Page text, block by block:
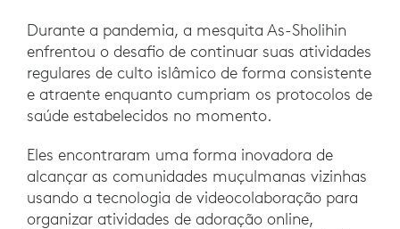
Durante a pandemia, a mesquita As-Sholihin
enfrentou o desafio de continuar suas atividades
regulares de culto islâmico de forma consistente
e atraente enquanto cumpriam os protocolos de
saúde estabelecidos no momento.
Eles encontraram uma forma inovadora de
alcançar as comunidades muçulmanas vizinhas
usando a tecnologia de videocolaboração para
organizar atividades de adoração online,